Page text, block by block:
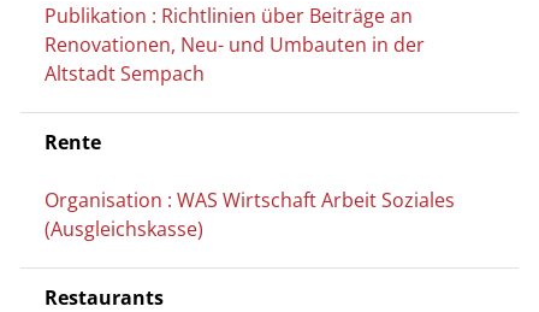
Publikation : Richtlinien über Beiträge an
Renovationen, Neu- und Umbauten in der
Altstadt Sempach
Rente
Organisation : WAS Wirtschaft Arbeit Soziales
(Ausgleichskasse)
Restaurants